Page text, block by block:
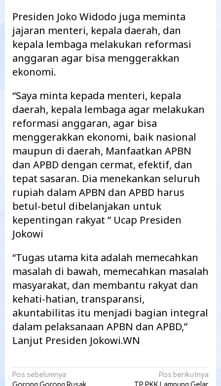
Presiden Joko Widodo juga meminta
jajaran menteri, kepala daerah, dan
kepala lembaga melakukan reformasi
anggaran agar bisa menggerakkan
ekonomi.
“Saya minta kepada menteri, kepala
daerah, kepala lembaga agar melakukan
reformasi anggaran, agar bisa
menggerakkan ekonomi, baik nasional
maupun di daerah, Manfaatkan APBN
dan APBD dengan cermat, efektif, dan
tepat sasaran. Dia menekankan seluruh
rupiah dalam APBN dan APBD harus
betul-betul dibelanjakan untuk
kepentingan rakyat ” Ucap Presiden
Jokowi
“Tugas utama kita adalah memecahkan
masalah di bawah, memecahkan masalah
masyarakat, dan membantu rakyat dan
kehati-hatian, transparansi,
akuntabilitas itu menjadi bagian integral
dalam pelaksanaan APBN dan APBD,”
Lanjut Presiden Jokowi.WN
Navigasi
Pos sebelumnya
Pos berikutnya